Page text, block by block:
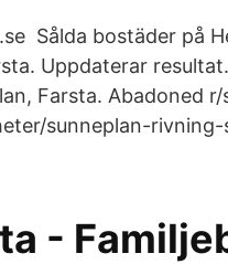
Sålda bostäder på
Uppdaterar
Farsta. Abadoned
sunneplan-rivning-
-